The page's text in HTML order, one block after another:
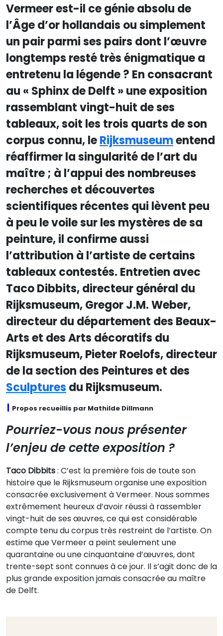
Vermeer est-il ce génie absolu de
l’Âge d’or hollandais ou simplement
un pair parmi ses pairs dont l’œuvre
longtemps resté très énigmatique a
entretenu la légende ? En consacrant
au « Sphinx de Delft » une exposition
rassemblant vingt-huit de ses
tableaux, soit les trois quarts de son
corpus connu, leRijksmuseumentend
réaffirmer la singularité de l’art du
maître ; à l’appui des nombreuses
recherches et découvertes
scientifiques récentes qui lèvent peu
à peu le voile sur les mystères de sa
peinture, il confirme aussi
l’attribution à l’artiste de certains
tableaux contestés. Entretien avec
Taco Dibbits, directeur général du
Rijksmuseum, Gregor J.M. Weber,
directeur du département des Beaux-
Arts et des Arts décoratifs du
Rijksmuseum, Pieter Roelofs, directeur
de la section des Peintures et des
Sculptures du Rijksmuseum.
Propos recueillis par Mathilde Dillmann
Pourriez-vous nous présenter
l’enjeu de cette exposition ?
Taco Dibbits: C’est la première fois de toute son
histoire que le Rijksmuseum organise une exposition
consacrée exclusivement à Vermeer. Nous sommes
extrêmement heureux d’avoir réussi à rassembler
vingt-huit de ses œuvres, ce qui est considérable
compte tenu du corpus très restreint de l’artiste. On
estime que Vermeer a peint seulement une
quarantaine ou une cinquantaine d’œuvres, dont
trente-sept sont connues à ce jour. Il s’agit donc de la
plus grande exposition jamais consacrée au maître
de Delft.